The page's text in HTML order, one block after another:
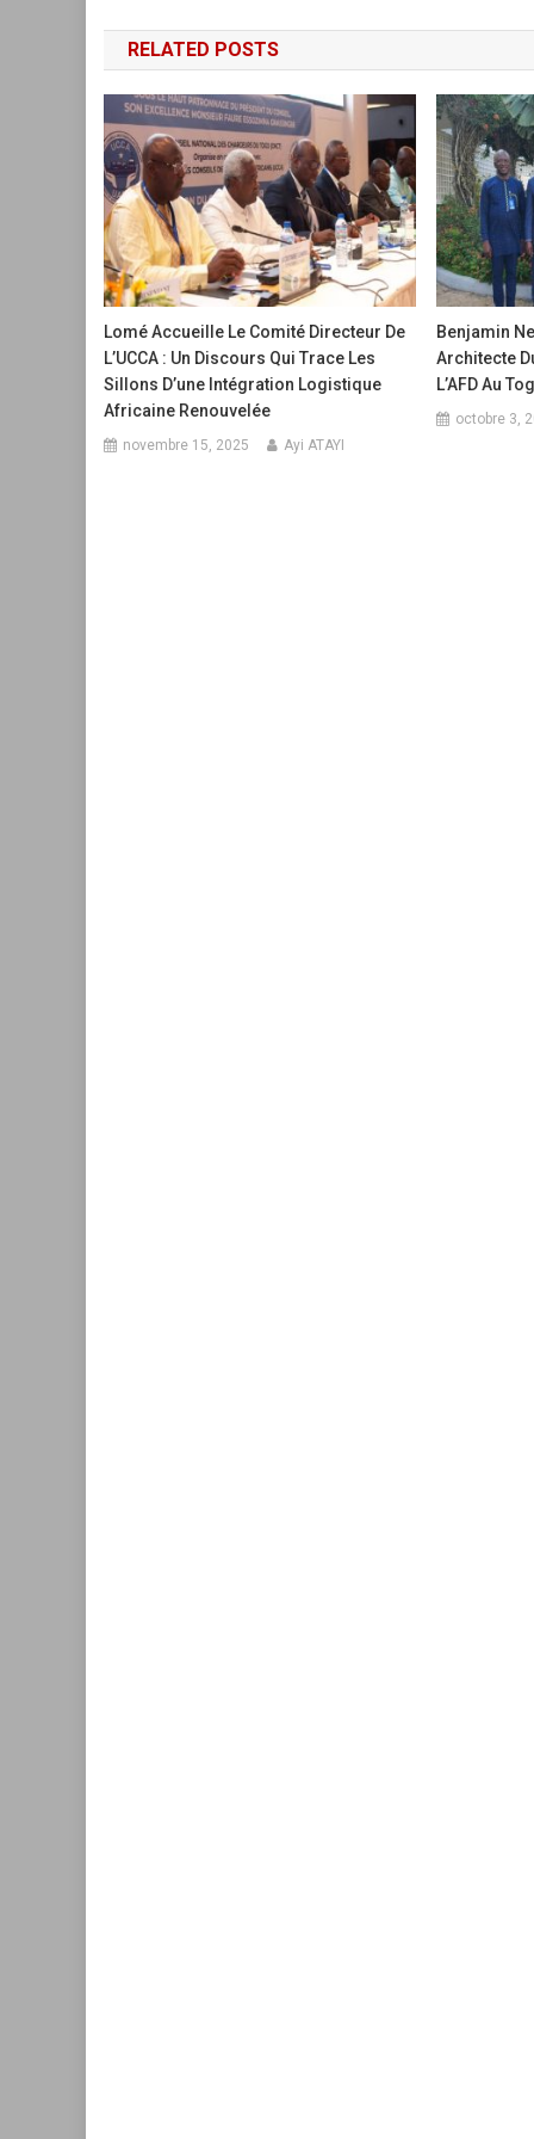
de
l’article
RELATED POSTS
Lomé Accueille Le Comité Directeur De
L’UCCA : Un Discours Qui Trace Les
Sillons D’une Intégration Logistique
Africaine Renouvelée
novembre 15, 2025 Ayi ATAYI
Benjamin
Architecte
L’AFD Au
octobre 3,